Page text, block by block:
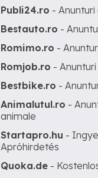
Publi24.ro -
Bestauto.ro -
Romimo.ro -
Romjob.ro -
Bestbike.ro -
Animalutul.ro -
animale
Startapro.hu -
Apróhirdetés
Quoka.de -